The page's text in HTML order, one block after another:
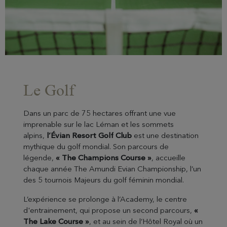
Le Golf
Dans un parc de 75 hectares offrant une vue
imprenable sur le lac Léman et les sommets
alpins, l’Évian Resort Golf Clubest une destination
mythique du golf mondial. Son parcours de
légende, « The Champions Course », accueille
chaque année The Amundi Evian Championship, l’un
des 5 tournois Majeurs du golf féminin mondial.
L’expérience se prolonge à l’Academy, le centre
d'entrainement, qui propose un second parcours, «
The Lake Course », et au sein de l’Hôtel Royal où un